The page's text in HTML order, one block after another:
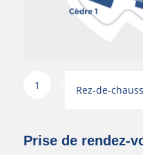
1 Rez-de-
Prise de rendez-